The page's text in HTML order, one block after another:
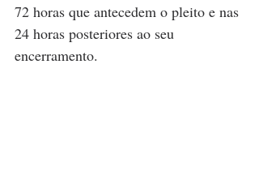
72 horas que antecedem o pleito e nas
24 horas posteriores ao seu
encerramento.